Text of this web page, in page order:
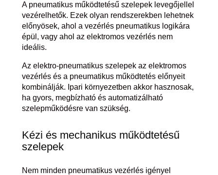
A pneumatikus működtetésű szelepek levegőjellel
vezérelhetők. Ezek olyan rendszerekben lehetnek
előnyösek, ahol a vezérlés pneumatikus logikára
épül, vagy ahol az elektromos vezérlés nem
ideális.
Az elektro-pneumatikus szelepek az elektromos
vezérlés és a pneumatikus működtetés előnyeit
kombinálják. Ipari környezetben akkor hasznosak,
ha gyors, megbízható és automatizálható
szelepműködésre van szükség.
Kézi és mechanikus működtetésű
szelepek
Nem minden pneumatikus vezérlés igényel